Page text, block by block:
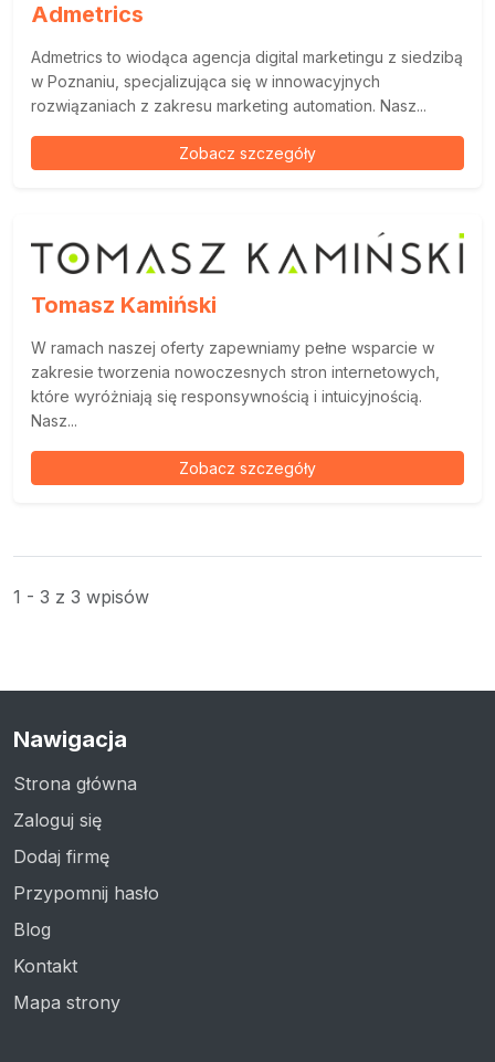
Admetrics
Admetrics to wiodąca agencja digital marketingu z siedzibą
w Poznaniu, specjalizująca się w innowacyjnych
rozwiązaniach z zakresu marketing automation. Nasz...
Zobacz szczegóły
Tomasz Kamiński
W ramach naszej oferty zapewniamy pełne wsparcie w
zakresie tworzenia nowoczesnych stron internetowych,
które wyróżniają się responsywnością i intuicyjnością.
Nasz...
Zobacz szczegóły
1 - 3 z 3 wpisów
Nawigacja
Strona główna
Zaloguj się
Dodaj firmę
Przypomnij hasło
Blog
Kontakt
Mapa strony